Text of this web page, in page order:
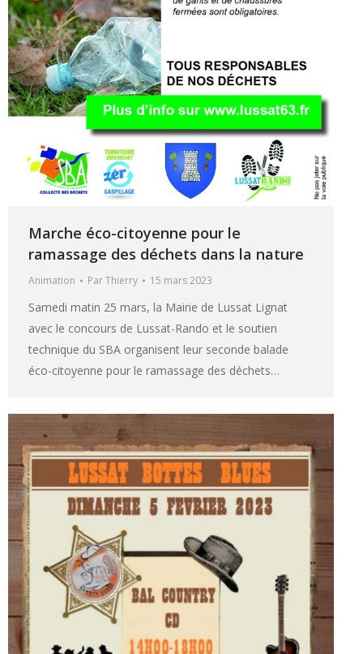
Marche éco-citoyenne pour le
ramassage des déchets dans la nature
Animation ParThierry 15 mars 2023
Samedi matin 25 mars, la Mairie de Lussat Lignat
avec le concours de Lussat-Rando et le soutien
technique du SBA organisent leur seconde balade
éco-citoyenne pour le ramassage des déchets…